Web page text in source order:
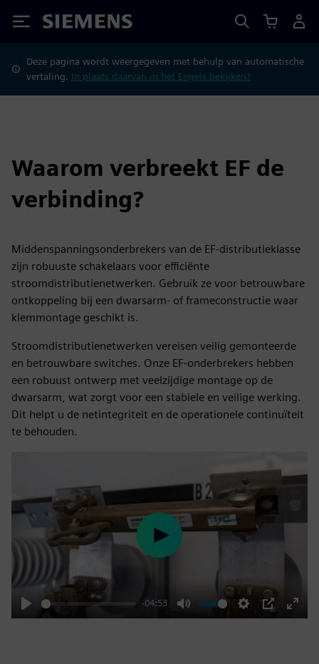
Siemens
Deze pagina wordt weergegeven met behulp van automatische
vertaling. In plaats daarvan in het Engels bekijken?
Waarom verbreekt EF de
verbinding?
Middenspanningsonderbrekers van de EF-distributieklasse
zijn robuuste schakelaars voor efficiënte
stroomdistributienetwerken. Gebruik ze voor betrouwbare
ontkoppeling bij een dwarsarm- of frameconstructie waar
klemmontage geschikt is.
Stroomdistributienetwerken vereisen veilig gemonteerde
en betrouwbare switches. Onze EF-onderbrekers hebben
een robuust ontwerp met veelzijdige montage op de
dwarsarm, wat zorgt voor een stabiele en veilige werking.
Dit helpt u de netintegriteit en de operationele continuïteit
te behouden.
Play
-04:53
Mute Settings
PIP
Enter
Play